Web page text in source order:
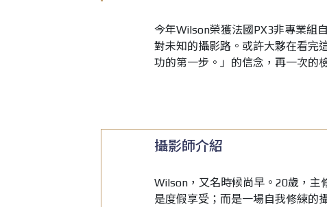
今年Wilson榮獲法國PX3非專業組
對未知的攝影路。或許大夥在看完
功的第一步。」的信念，再一次的
攝影師介紹
Wilson，又名時候尚早。20歲，主
是度假享受；而是一場自我修練的